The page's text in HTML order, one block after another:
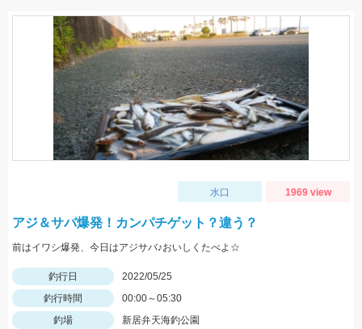
水口 1969 view
アジ＆サバ爆発！カンパチゲット？違う？
前はイワシ爆発、今日はアジサバ♪おいしくたべよ☆
釣行日
2022/05/25
釣行時間
00:00～05:30
釣場
新居弁天海釣公園